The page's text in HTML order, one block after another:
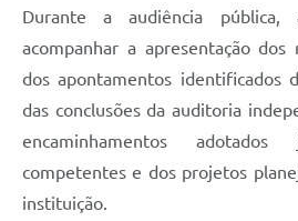
Durante a audiência pública,
acompanhar a apresentação dos
dos apontamentos identificados
das conclusões da auditoria
encaminhamentos
competentes e dos projetos
instituição.